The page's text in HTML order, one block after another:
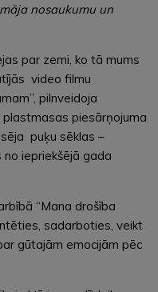
nosaukumu un
par zemi, ko tā mums
video filmu
pilnveidoja
plastmasas piesārņojuma
puķu sēklas –
iepriekšējā gada
“Mana drošība
sadarboties, veikt
gūtajām emocijām pēc